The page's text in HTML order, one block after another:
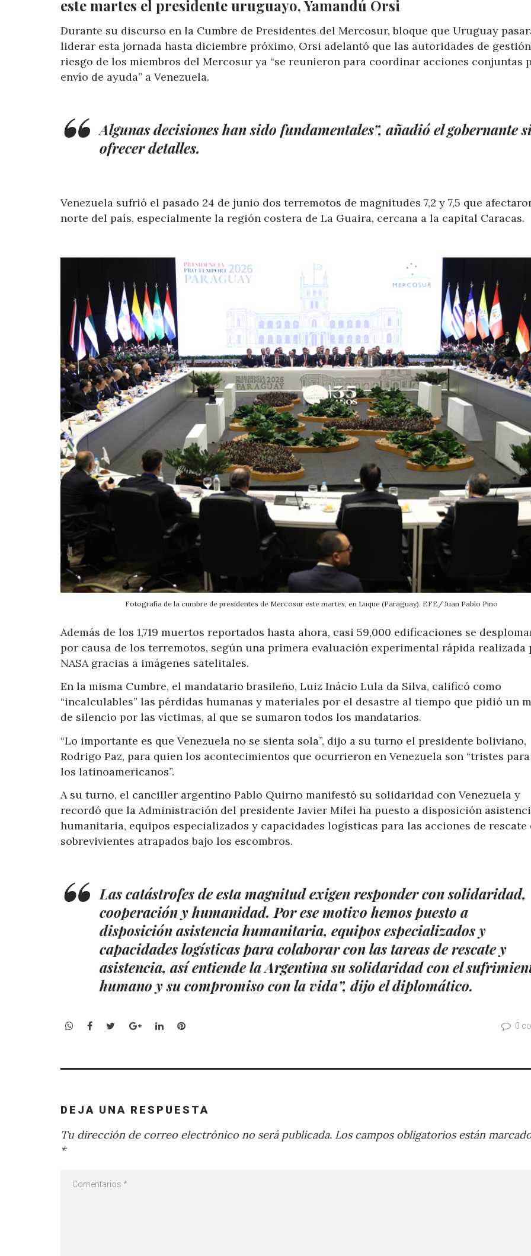
este martes el presidente uruguayo, Yamandú Orsi
Durante su discurso en la Cumbre de Presidentes del Mercosur, bloque que Uruguay
liderar esta jornada hasta diciembre próximo, Orsi adelantó que las autoridades de
riesgo de los miembros del Mercosur ya “se reunieron para coordinar acciones conjuntas
envío de ayuda” a Venezuela.
Algunas decisiones han sido fundamentales”, añadió el gobernante
ofrecer detalles.
Venezuela sufrió el pasado 24 de junio dos terremotos de magnitudes 7,2 y 7,5 que
norte del país, especialmente la región costera de La Guaira, cercana a la capital Caracas.
Fotografía de la cumbre de presidentes de Mercosur este martes, en Luque (Paraguay). EFE/ Juan Pablo Pino
Además de los 1,719 muertos reportados hasta ahora, casi 59,000 edificaciones se
por causa de los terremotos, según una primera evaluación experimental rápida realizada
NASA gracias a imágenes satelitales.
En la misma Cumbre, el mandatario brasileño, Luiz Inácio Lula da Silva, calificó como
“incalculables” las pérdidas humanas y materiales por el desastre al tiempo que pidió un
de silencio por las víctimas, al que se sumaron todos los mandatarios.
“Lo importante es que Venezuela no se sienta sola”, dijo a su turno el presidente boliviano,
Rodrigo Paz, para quien los acontecimientos que ocurrieron en Venezuela son “tristes
los latinoamericanos”.
A su turno, el canciller argentino Pablo Quirno manifestó su solidaridad con Venezuela y
recordó que la Administración del presidente Javier Milei ha puesto a disposición
humanitaria, equipos especializados y capacidades logísticas para las acciones de rescate
sobrevivientes atrapados bajo los escombros.
Las catástrofes de esta magnitud exigen responder con solidaridad,
cooperación y humanidad. Por ese motivo hemos puesto a
disposición asistencia humanitaria, equipos especializados y
capacidades logísticas para colaborar con las tareas de rescate y
asistencia, así entiende la Argentina su solidaridad con el
humano y su compromiso con la vida”, dijo el diplomático.
WhatsApp
Facebook
TwitterGoogle+LinkedInPinterest 0
DEJA UNA RESPUESTA
Tu dirección de correo electrónico no será publicada. Los campos obligatorios están
*